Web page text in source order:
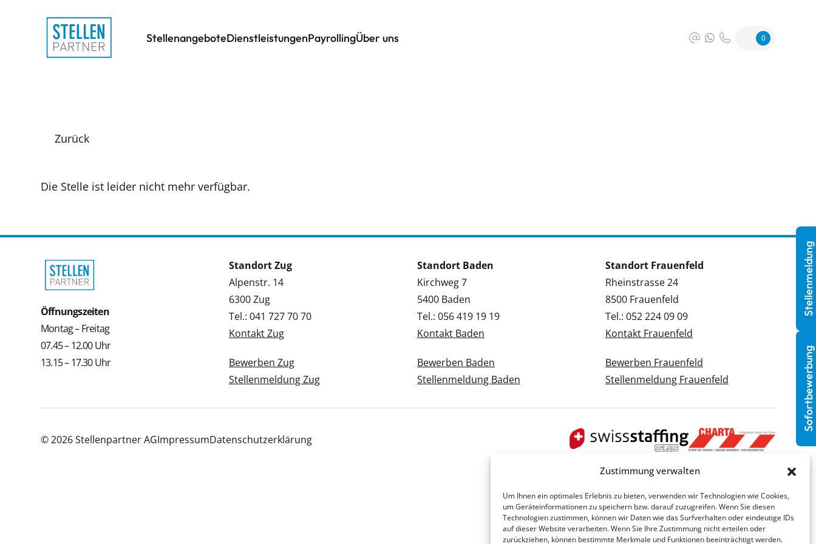
Zustimmung verwalten
Um Ihnen ein optimales Erlebnis zu bieten, verwenden wir Technologien wie Cookies,
um Geräteinformationen zu speichern bzw. darauf zuzugreifen. Wenn Sie diesen
Technologien zustimmen, können wir Daten wie das Surfverhalten oder eindeutige IDs
auf dieser Website verarbeiten. Wenn Sie Ihre Zustimmung nicht erteilen oder
zurückziehen, können bestimmte Merkmale und Funktionen beeinträchtigt werden.
StellenangeboteDienstleistungenPayrollingÜber uns 0
Zurück
Die Stelle ist leider nicht mehr verfügbar.
Öffnungszeiten
Montag – Freitag
07.45 – 12.00 Uhr
13.15 – 17.30 Uhr
Standort Zug
Alpenstr. 14
6300 Zug
Tel.: 041 727 70 70
Kontakt Zug
Bewerben Zug
Stellenmeldung Zug
Standort Baden
Kirchweg 7
5400 Baden
Tel.: 056 419 19 19
Kontakt Baden
Bewerben Baden
Stellenmeldung Baden
Standort Frauenfeld
Rheinstrasse 24
8500 Frauenfeld
Tel.: 052 224 09 09
Kontakt Frauenfeld
Bewerben Frauenfeld
Stellenmeldung Frauenfeld
© 2026 Stellenpartner AGImpressumDatenschutzerklärung
Sofortbewerbung
Stellenmeldung